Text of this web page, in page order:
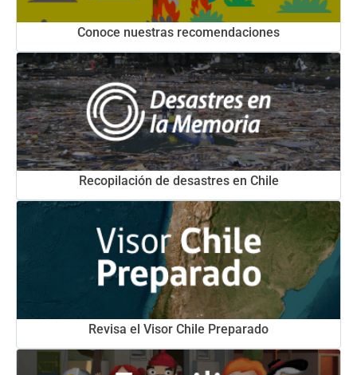
Conoce nuestras recomendaciones
Recopilación de desastres en Chile
Revisa el Visor Chile Preparado